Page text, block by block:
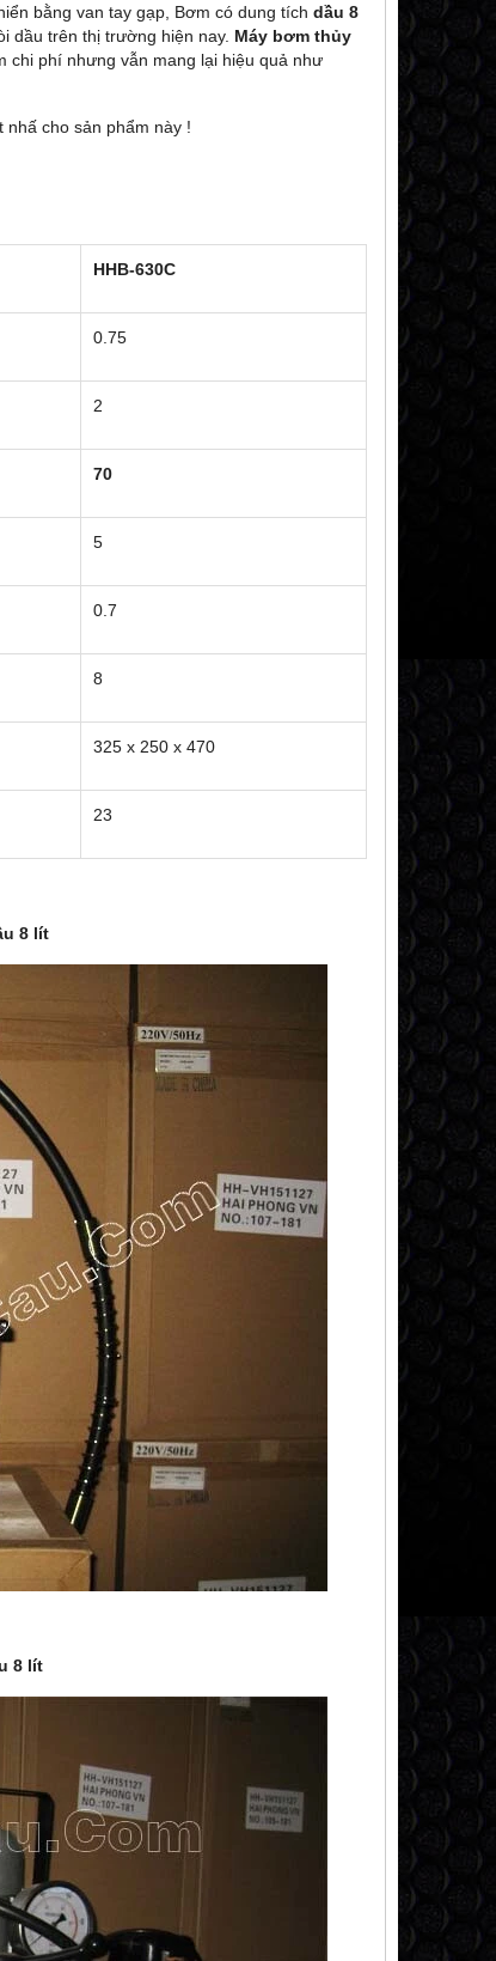
bằng van tay gạp, Bơm có dung tích dầu 8
dầu trên thị trường hiện nay. Máy bơm thủy
chi phí nhưng vẫn mang lại hiệu quả như
cho sản phẩm này !
HHB-630C
0.75
2
70
5
0.7
8
325 x 250 x 470
23
8 lít
8 lít